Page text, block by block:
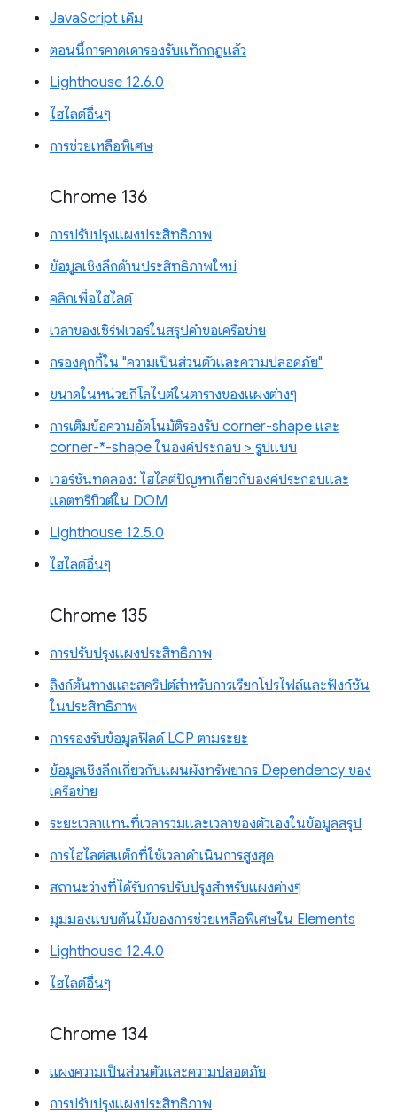
JavaScript เดิม
ตอนนี้การคาดเดารองรับแท็กกฎแล้ว
Lighthouse 12.6.0
ไฮไลต์อื่นๆ
การช่วยเหลือพิเศษ
Chrome 136
การปรับปรุงแผงประสิทธิภาพ
ข้อมูลเชิงลึกด้านประสิทธิภาพใหม่
คลิกเพื่อไฮไลต์
เวลาของเซิร์ฟเวอร์ในสรุปคำขอเครือข่าย
กรองคุกกี้ใน "ความเป็นส่วนตัวและความปลอดภัย"
ขนาดในหน่วยกิโลไบต์ในตารางของแผงต่างๆ
การเติมข้อความอัตโนมัติรองรับ corner-shape และ
corner-*-shape ในองค์ประกอบ > รูปแบบ
เวอร์ชันทดลอง: ไฮไลต์ปัญหาเกี่ยวกับองค์ประกอบและ
แอตทริบิวต์ใน DOM
Lighthouse 12.5.0
ไฮไลต์อื่นๆ
Chrome 135
การปรับปรุงแผงประสิทธิภาพ
ลิงก์ต้นทางและสคริปต์สำหรับการเรียกโปรไฟล์และฟังก์ชัน
ในประสิทธิภาพ
การรองรับข้อมูลฟิลด์ LCP ตามระยะ
ข้อมูลเชิงลึกเกี่ยวกับแผนผังทรัพยากร Dependency ของ
เครือข่าย
ระยะเวลาแทนที่เวลารวมและเวลาของตัวเองในข้อมูลสรุป
การไฮไลต์สแต็กที่ใช้เวลาดำเนินการสูงสุด
สถานะว่างที่ได้รับการปรับปรุงสำหรับแผงต่างๆ
มุมมองแบบต้นไม้ของการช่วยเหลือพิเศษใน Elements
Lighthouse 12.4.0
ไฮไลต์อื่นๆ
Chrome 134
แผงความเป็นส่วนตัวและความปลอดภัย
การปรับปรุงแผงประสิทธิภาพ